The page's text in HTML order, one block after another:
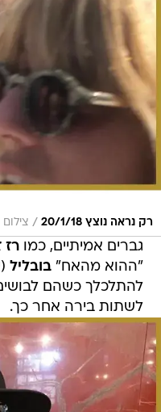
רק נראה נוצץ 20/1/18 /
גברים אמיתיים, כמורז
"ההוא מהאח"בובליל
להתלכלך כשהם
לשתות בירה אחר כך.